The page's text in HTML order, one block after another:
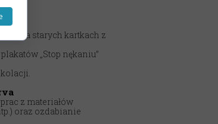
na starych kartkach z
„Stop nękaniu”
z materiałów
oraz ozdabianie